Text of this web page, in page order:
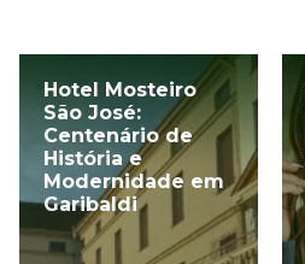
Hotel Mosteiro
São José:
Centenário de
História e
Modernidade em
Garibaldi